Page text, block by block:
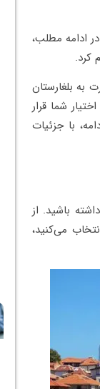
ادامه مطلب،
کرد.
به بلغارستان
شما قرار
با جزئیات
باشید. از
می‌کنید،